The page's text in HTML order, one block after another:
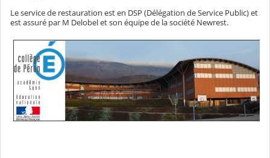
Le service de restauration est en DSP (Délégation de Service Public) et
est assuré par M Delobel et son équipe de la société Newrest.